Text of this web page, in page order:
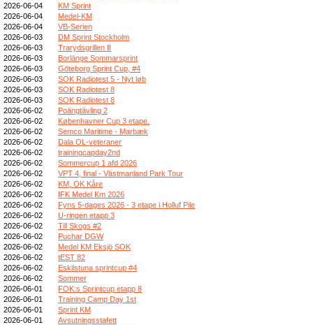
2026-06-04
KM Sprint
2026-06-04
Medel-KM
2026-06-04
VB-Serien
2026-06-03
DM Sprint Stockholm
2026-06-03
Trarydsgrillen II
2026-06-03
Borlänge Sommarsprint
2026-06-03
Göteborg Sprint Cup, #4
2026-06-03
SOK Radiotest 5 - Nyt løb
2026-06-03
SOK Radiotest 8
2026-06-03
SOK Radiotest 8
2026-06-02
Poängtävling 2
2026-06-02
Københavner Cup 3 etape.
2026-06-02
Semco Maritime - Marbæk
2026-06-02
Dala OL-veteraner
2026-06-02
trainingcapday2nd
2026-06-02
Sommercup 1 afd 2026
2026-06-02
VPT 4, final - Västmanland Park Tour
2026-06-02
KM, OK Kåre
2026-06-02
IFK Medel Km 2026
2026-06-02
Fyns 5-dages 2026 - 3 etape i Holluf Pile
2026-06-02
U-ringen etapp 3
2026-06-02
Till Skogs #2
2026-06-02
Puchar DGW
2026-06-02
Medel KM Eksjö SOK
2026-06-02
tEST 82
2026-06-02
Eskilstuna sprintcup #4
2026-06-02
Sommer
2026-06-01
FOK:s Sprintcup etapp 8
2026-06-01
Training Camp Day 1st
2026-06-01
Sprint KM
2026-06-01
Avsutningsstafett